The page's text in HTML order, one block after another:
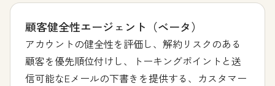
顧客健全性エージェント（ベータ）
アカウントの健全性を評価し、解約リスクのある
顧客を優先順位付けし、トーキングポイントと送
信可能なEメールの下書きを提供する、カスタマー